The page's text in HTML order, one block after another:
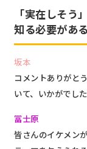
「実在しそう
知る必要がある
坂本
コメントありがと
いて、いかがでし
冨士原
皆さんのイケメン